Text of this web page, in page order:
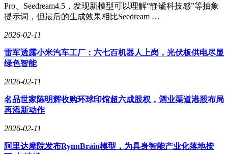
Pro、Seedream4.5，发现新模型可以理解“静谧科技感”等抽象
提示词，但最后的生成效果相比Seedream …
2026-02-11
雷军透露小米汽车工厂：六七百机器人上岗，光伏板供电尽显
绿色智能
2026-02-11
名品世家陈明辉收购环球印馆超六成股权，酒业渠道港股布局
再添新动作
2026-02-11
阿里达摩院发布RynnBrain模型，为具身智能产业化落地按